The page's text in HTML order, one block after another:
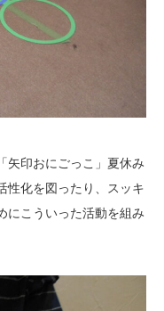
矢印おにごっこ」夏休み
性化を図ったり、スッキ
にこういった活動を組み